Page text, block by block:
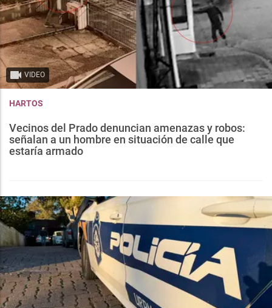
VIDEO
HARTOS
Vecinos del Prado denuncian amenazas y robos:
señalan a un hombre en situación de calle que
estaría armado